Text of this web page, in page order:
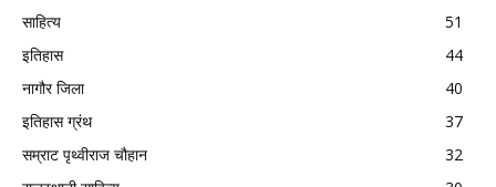
साहित्य
51
इतिहास
44
नागौर जिला
40
इतिहास ग्रंथ
37
सम्राट पृथ्वीराज चौहान
32